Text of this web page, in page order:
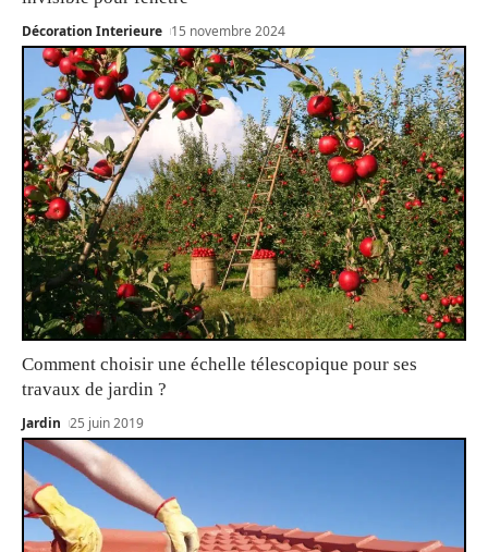
Décoration Interieure 15 novembre 2024
Comment choisir une échelle télescopique pour ses
travaux de jardin ?
Jardin 25 juin 2019